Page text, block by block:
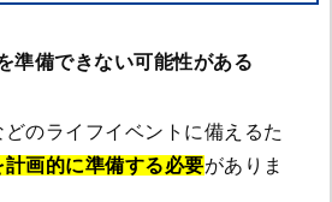
準備できない可能性がある
のライフイベントに備えるた
計画的に準備する必要がありま